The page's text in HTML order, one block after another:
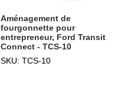
Aménagement de
fourgonnette pour
entrepreneur, Ford Transit
Connect - TCS-10
SKU: TCS-10